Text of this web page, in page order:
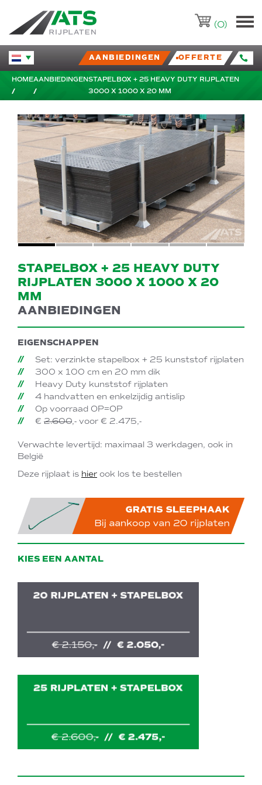
ATS-Trading.nl
(0)
Huidige taal veranderen.AANBIEDINGEN OFFERTE
HOMEAANBIEDINGENSTAPELBOX + 25 HEAVY DUTY RIJPLATEN
3000 X 1000 X 20 MM
STAPELBOX + 25 HEAVY DUTY
RIJPLATEN 3000 X 1000 X 20
MM
AANBIEDINGEN
EIGENSCHAPPEN
Set: verzinkte stapelbox + 25 kunststof rijplaten
300 x 100 cm en 20 mm dik
Heavy Duty kunststof rijplaten
4 handvatten en enkelzijdig antislip
Op voorraad OP=OP
€ 2.600,- voor € 2.475,-
Verwachte levertijd: maximaal 3 werkdagen, ook in
België
Deze rijplaat is hier ook los te bestellen
KIES EEN AANTAL